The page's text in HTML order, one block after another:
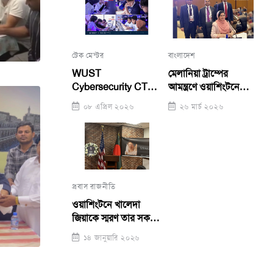
টেক মেন্টর
WUST
Cybersecurity CTF
Competition 2026:
George Mason
Team Takes First
Place, WUST Girls
Team Runners-Up
০৮ এপ্রিল ২০২৬
বাংলাদেশ
মেলানিয়া ট্রাম্পের
আমন্ত্রণে ওয়াশিংটনে
জুবাইদা, গ্লোবাল সামিটে
ভাষণ
২৬ মার্চ ২০২৬
প্রবাস রাজনীতি
ওয়াশিংটনে খালেদা
জিয়াকে স্মরণ তার সকল
উজ্জ্বলতায়, দৃঢ়তায়
১৪ জানুয়ারি ২০২৬